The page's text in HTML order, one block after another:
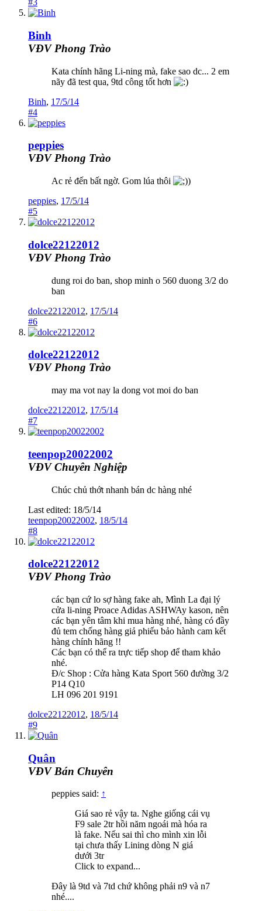
#3
Binh
VĐV Phong Trào
Kata chính hãng Li-ning mà, fake sao dc... 2 em
nãy đã test qua, 9td công tốt hơn
Binh, 17/5/14
#4
peppies
VĐV Phong Trào
Ac rẻ đến bất ngờ. Gom lúa thôi
)
peppies, 17/5/14
#5
dolce22122012
VĐV Phong Trào
dung roi do ban, shop minh o 560 duong 3/2 do
ban
dolce22122012, 17/5/14
#6
dolce22122012
VĐV Phong Trào
may ma vot nay la dong vot moi do ban
dolce22122012, 17/5/14
#7
teenpop20022002
VĐV Chuyên Nghiệp
Chúc chủ thớt nhanh bán dc hàng nhé
Last edited: 18/5/14
teenpop20022002, 18/5/14
#8
dolce22122012
VĐV Phong Trào
các bạn cứ lo sợ hàng fake ah, Mình La đại lý
cửa li-ning Proace Adidas ASHWAy kason, nên
các bạn yên tâm khi mua hàng nhé, hàng có đầy
đủ tem chống hàng giả phiếu bảo hành cam kết
hàng chính hãng !!
Các bạn có thể ra trực tiếp shop để tham khảo
nhé.
Đ/c Shop : Cửa hàng Kata Sport 560 đường 3/2
P14 Q10
LH 096 201 9191
dolce22122012, 18/5/14
#9
Quân
VĐV Bán Chuyên
peppies said: ↑
Giá sao rẻ vậy ta. Nghe giống cái vụ
F9 sale 2tr hồi năm ngoái mà hóa ra
là fake. Nếu sai thì cho mình xin lỗi
tại chưa thấy Lining dòng N giá
dưới 3tr
Click to expand...
Đây là 9td và 7td chứ không phải n9 và n7
nhé....